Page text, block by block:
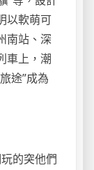
以軟萌可
南站、深
車上，潮
途”成為
的突他們